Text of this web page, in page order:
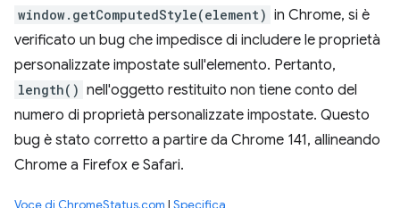
window.getComputedStyle(element) in Chrome, si è
verificato un bug che impedisce di includere le proprietà
personalizzate impostate sull'elemento. Pertanto,
length() nell'oggetto restituito non tiene conto del
numero di proprietà personalizzate impostate. Questo
bug è stato corretto a partire da Chrome 141, allineando
Chrome a Firefox e Safari.
Voce di ChromeStatus.com | Specifica